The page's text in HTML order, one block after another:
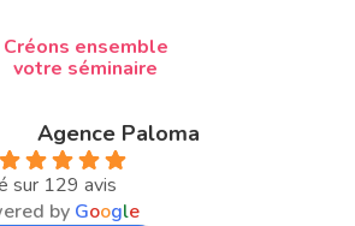
Créons ensemble
votre séminaire
Agence Paloma
sur 129 avis
by Google